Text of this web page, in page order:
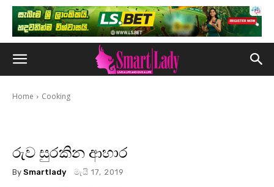
Home Cooking
රුව සුරකින ආහාර
By Smartlady මැයි 17, 2019